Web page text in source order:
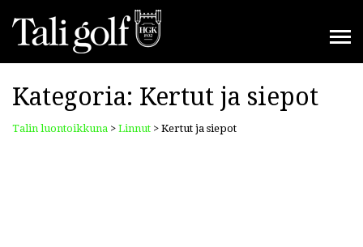
Kategoria: Kertut ja siepot
Talin luontoikkuna > Linnut > Kertut ja siepot